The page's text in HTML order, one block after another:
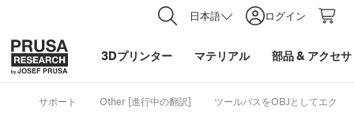
日本語 ログイン
3Dプリンター マテリアル 部品& アクセ
サポート Other [進行中の翻訳] ツールパスをOBJとしてエクス